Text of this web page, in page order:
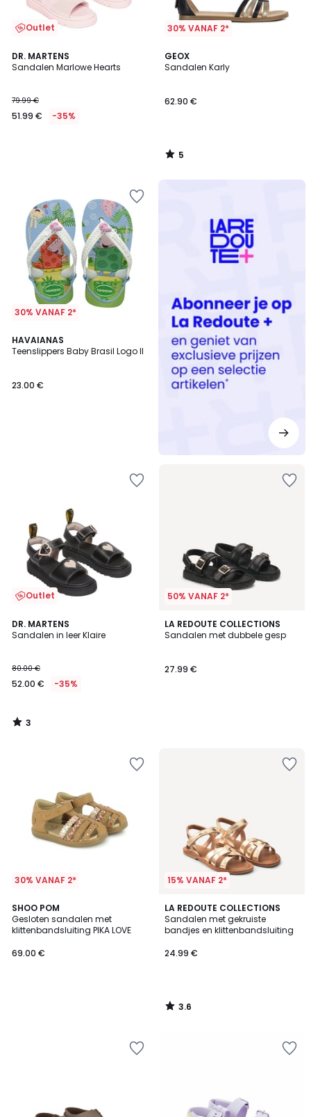
Outlet
DR. MARTENS
Sandalen Marlowe Hearts
79.99 €
51.99 € -35%
30% VANAF 2*
GEOX
Sandalen Karly
62.90 €
5
/
5
/
30% VANAF 2*
HAVAIANAS
Teenslippers Baby Brasil Logo II
23.00 €
Outlet
DR. MARTENS
Sandalen in leer Klaire
80.00 €
52.00 € -35%
3
/
3
/
50% VANAF 2*
LA REDOUTE COLLECTIONS
Sandalen met dubbele gesp
27.99 €
30% VANAF 2*
SHOO POM
Gesloten sandalen met
klittenbandsluiting PIKA LOVE
69.00 €
15% VANAF 2*
LA REDOUTE COLLECTIONS
Sandalen met gekruiste
bandjes en klittenbandsluiting
24.99 €
3.6
/ 5
3.6
/